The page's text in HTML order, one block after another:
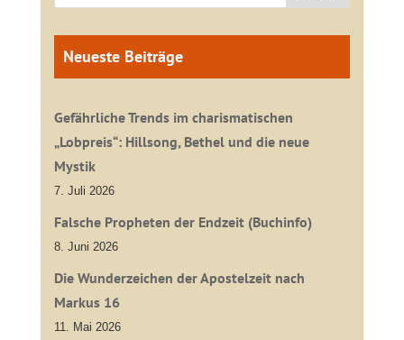
Neueste Beiträge
Gefährliche Trends im charismatischen
„Lobpreis“: Hillsong, Bethel und die neue
Mystik
7. Juli 2026
Falsche Propheten der Endzeit (Buchinfo)
8. Juni 2026
Die Wunderzeichen der Apostelzeit nach
Markus 16
11. Mai 2026